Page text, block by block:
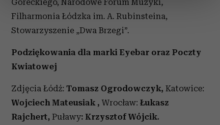
sekcji szczegółów. W Deklaracji plików cookie możesz
zmienić lub wycofać swoją zgodę w dowolnej chwili.
i reklam, aby oferować funkcje społecznościowe i
analizować ruch w naszej witrynie. Informacje o tym, jak
korzystasz z naszej witryny, udostępniamy partnerom
społecznościowym, reklamowym i analitycznym.
otrzymanymi od Ciebie lub uzyskanymi podczas
korzystania z ich usług.
Filharmonia Łódzka im. A. Rubinsteina,
Stowarzyszenie „Dwa Brzegi”.
Podziękowania dla marki Eyebar oraz Poczty
Kwiatowej
Zdjęcia Łódź: Tomasz Ogrodowczyk, Katowice:
Wojciech Mateusiak , Wrocław: Łukasz
Rajchert, Puławy: Krzysztof Wójcik.